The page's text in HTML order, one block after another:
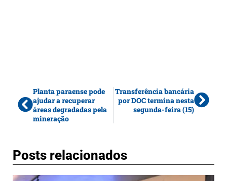
Planta paraense pode
ajudar a recuperar
áreas degradadas pela
mineração
Transferência bancária
por DOC termina nesta
segunda-feira (15)
Posts relacionados